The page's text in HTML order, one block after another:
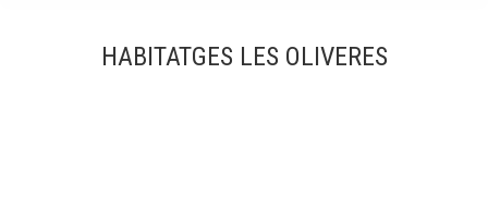
HABITATGES LES OLIVERES